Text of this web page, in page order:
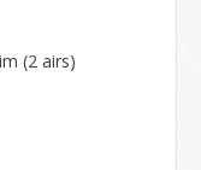
(2 airs)